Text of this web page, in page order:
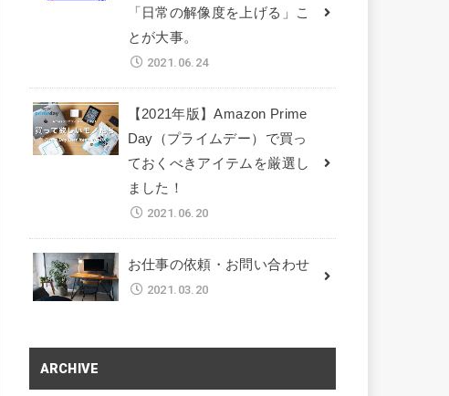
「日常の解像度を上げる」こ
とが大事。
2021.06.24
【2021年版】Amazon Prime
Day（プライムデー）で買っ
ておくべきアイテムを厳選し
ました！
2021.06.20
お仕事の依頼・お問い合わせ
2021.03.20
ARCHIVE